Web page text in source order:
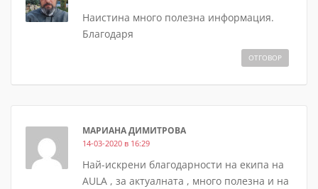
Наистина много полезна информация.
Благодаря
ОТГОВОР
МАРИАНА ДИМИТРОВА
14-03-2020 в 16:29
Най-искрени благодарности на екипа на
AULA , за актуалната , много полезна и на